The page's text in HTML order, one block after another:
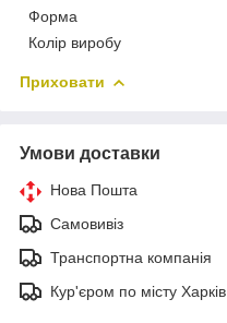
Форма
Колір виробу
Приховати
Умови доставки
Нова Пошта
Самовивіз
Транспортна компанія
Кур'єром по місту Харків